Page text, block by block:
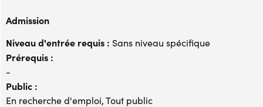
Admission
Niveau d'entrée requis : Sans niveau spécifique
Prérequis :
-
Public :
En recherche d'emploi, Tout public